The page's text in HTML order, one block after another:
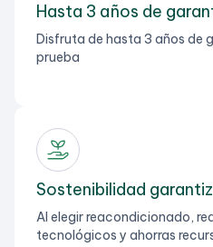
Hasta 3 años de
Disfruta de hasta 3 años de
prueba
Sostenibilidad
Al elegir reacondicionado,
tecnológicos y ahorras